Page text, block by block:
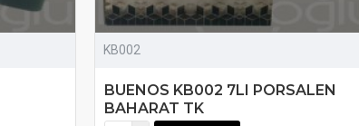
KB002
BUENOS KB002 7LI PORSALEN
BAHARAT TK